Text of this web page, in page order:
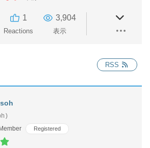
1
Reactions
3,904
表示
RSS
Registered